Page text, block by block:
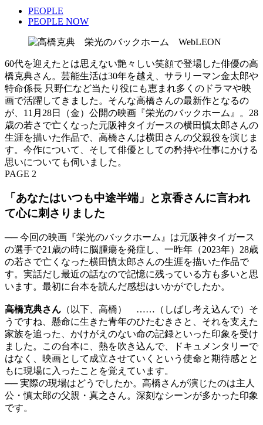
PEOPLE
PEOPLE NOW
60代を迎えたとは思えない艶々しい笑顔で登場した俳優の高
橋克典さん。芸能生活は30年を越え、サラリーマン金太郎や
特命係長 只野仁など当たり役にも恵まれ多くのドラマや映
画で活躍してきました。そんな高橋さんの最新作となるの
が、11月28日（金）公開の映画『栄光のバックホーム』。28
歳の若さで亡くなった元阪神タイガースの横田慎太郎さんの
生涯を描いた作品で、高橋さんは横田さんの父親役を演じま
す。今作について、そして俳優としての矜持や仕事にかける
思いについても伺いました。
PAGE 2
「あなたはいつも中途半端」と京香さんに言われ
て心に刺さりました
── 今回の映画『栄光のバックホーム』は元阪神タイガース
の選手で21歳の時に脳腫瘍を発症し、一昨年（2023年）28歳
の若さで亡くなった横田慎太郎さんの生涯を描いた作品で
す。実話だし最近の話なので記憶に残っている方も多いと思
います。最初に台本を読んだ感想はいかがでしたか。
高橋克典さん （以下、高橋） ……（しばし考え込んで）そ
うですね、懸命に生きた青年のひたむきさと、それを支えた
家族を追った、かけがえのない命の記録といった印象を受け
ました。この台本に、熱を吹き込んで、ドキュメンタリーで
はなく、映画として成立させていくという使命と期待感とと
もに現場に入ったことを覚えています。
── 実際の現場はどうでしたか。高橋さんが演じたのは主人
公・慎太郎の父親・真之さん。深刻なシーンが多かった印象
です。